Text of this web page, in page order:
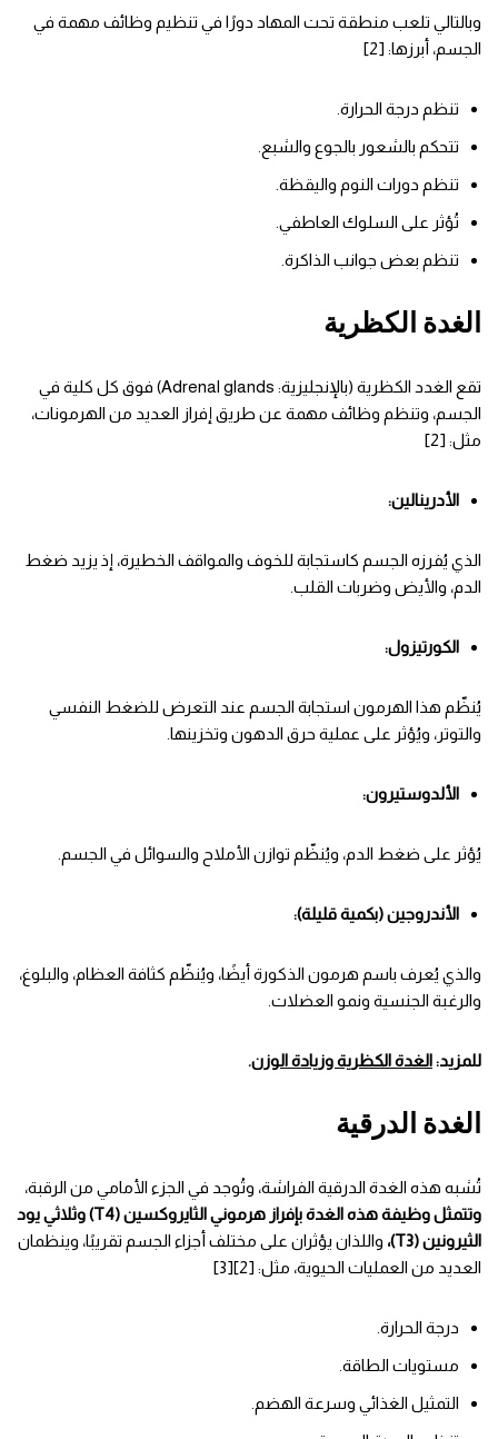
وبالتالي تلعب منطقة تحت المهاد دورًا في تنظيم وظائف مهمة في
الجسم، أبرزها: [2]
تنظم درجة الحرارة.
تتحكم بالشعور بالجوع والشبع.
تنظم دورات النوم واليقظة.
تُؤثر على السلوك العاطفي.
تنظم بعض جوانب الذاكرة.
الغدة الكظرية
تقع الغدد الكظرية (بالإنجليزية: Adrenal glands) فوق كل كلية في
الجسم، وتنظم وظائف مهمة عن طريق إفراز العديد من الهرمونات،
مثل: [2]
الأدرينالين:
الذي يُفرزه الجسم كاستجابة للخوف والمواقف الخطيرة، إذ يزيد ضغط
الدم، والأيض وضربات القلب.
الكورتيزول:
يُنظّم هذا الهرمون استجابة الجسم عند التعرض للضغط النفسي
والتوتر، ويُؤثر على عملية حرق الدهون وتخزينها.
الألدوستيرون:
يُؤثر على ضغط الدم، ويُنظّم توازن الأملاح والسوائل في الجسم.
الأندروجين (بكمية قليلة):
والذي يُعرف باسم هرمون الذكورة أيضًا، ويُنظّم كثافة العظام، والبلوغ،
والرغبة الجنسية ونمو العضلات.
للمزيد:الغدة الكظرية وزيادة الوزن.
الغدة الدرقية
تُشبه هذه الغدة الدرقية الفراشة، وتُوجد في الجزء الأمامي من الرقبة،
وتتمثل وظيفة هذه الغدة بإفراز هرموني الثايروكسين (T4) وثلاثي يود
الثيرونين (T3)،
واللذان يؤثران على مختلف أجزاء الجسم تقريبًا، وينظمان
العديد من العمليات الحيوية، مثل: [2][3]
درجة الحرارة.
مستويات الطاقة.
التمثيل الغذائي وسرعة الهضم.